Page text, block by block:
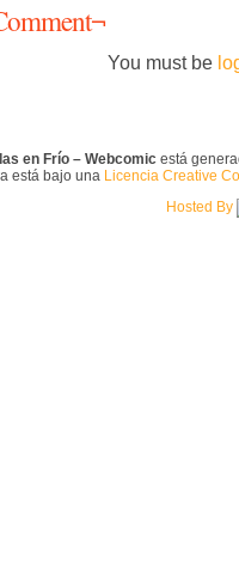
You must be
en Frío – Webcomicestá
está bajo una Licencia Creative
Hosted By